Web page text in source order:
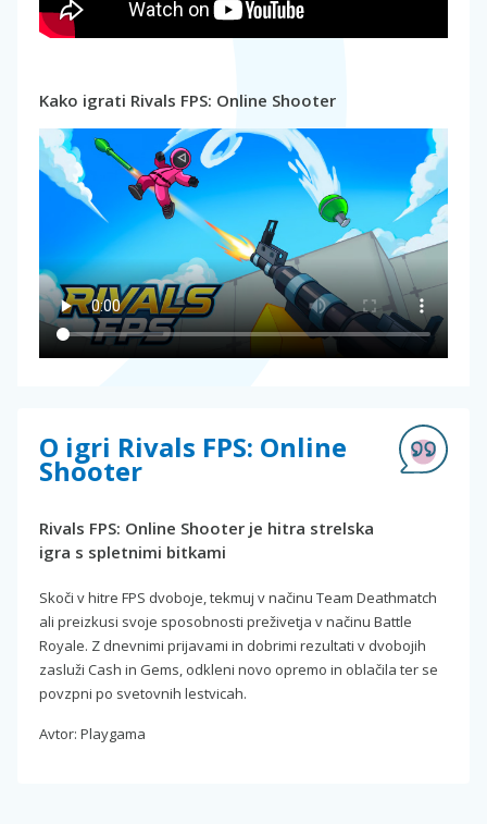
Kako igrati Rivals FPS: Online Shooter
O igri Rivals FPS: Online
Shooter
Rivals FPS: Online Shooter je hitra strelska
igra s spletnimi bitkami
Skoči v hitre FPS dvoboje, tekmuj v načinu Team Deathmatch
ali preizkusi svoje sposobnosti preživetja v načinu Battle
Royale. Z dnevnimi prijavami in dobrimi rezultati v dvobojih
zasluži Cash in Gems, odkleni novo opremo in oblačila ter se
povzpni po svetovnih lestvicah.
Avtor: Playgama